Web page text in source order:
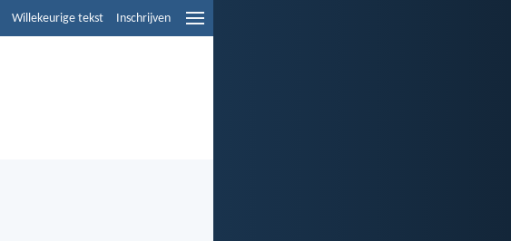
Willekeurige tekst Inschrijven